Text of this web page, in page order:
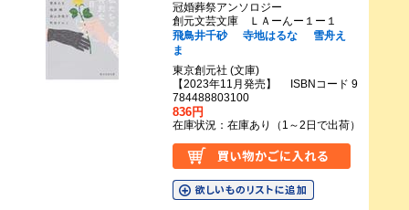
冠婚葬祭アンソロジー
創元文芸文庫 ＬＡーんー１ー１
飛鳥井千砂
寺地はるな
雪舟え
ま
東京創元社 (文庫)
【2023年11月発売】 ISBNコード 9
784488803100
836円
在庫状況：在庫あり（1～2日で出荷）